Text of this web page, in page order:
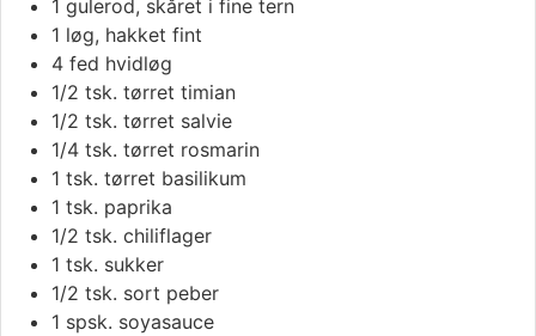
1 gulerod, skåret i fine tern
1 løg, hakket fint
4 fed hvidløg
1/2 tsk. tørret timian
1/2 tsk. tørret salvie
1/4 tsk. tørret rosmarin
1 tsk. tørret basilikum
1 tsk. paprika
1/2 tsk. chiliflager
1 tsk. sukker
1/2 tsk. sort peber
1 spsk. soyasauce